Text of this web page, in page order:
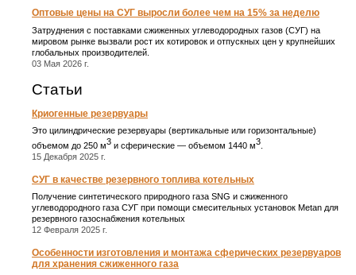
Оптовые цены на СУГ выросли более чем на 15% за неделю
Затруднения с поставками сжиженных углеводородных газов (СУГ) на
мировом рынке вызвали рост их котировок и отпускных цен у крупнейших
глобальных производителей.
03 Мая 2026 г.
Статьи
Криогенные резервуары
Это цилиндрические резервуары (вертикальные или горизонтальные)
объемом до 250 м3 и сферические ― объемом 1440 м3
15 Декабря 2025 г.
СУГ в качестве резервного топлива котельных
Получение синтетического природного газа SNG и сжиженного
углеводородного газа СУГ при помощи смесительных установок Metan для
резервного газоснабжения котельных
12 Февраля 2025 г.
Особенности изготовления и монтажа сферических резервуаров
для хранения сжиженного газа